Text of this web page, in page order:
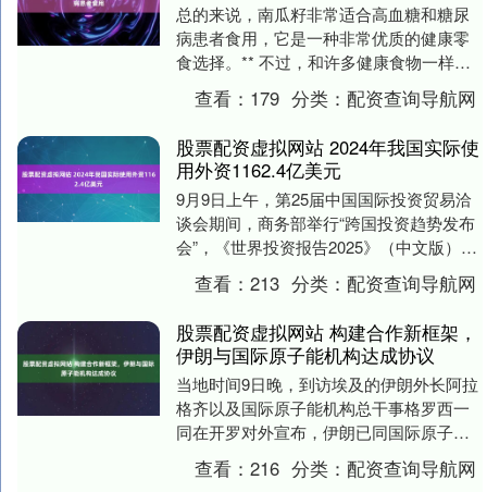
总的来说，南瓜籽非常适合高血糖和糖尿
病患者食用，它是一种非常优质的健康零
食选择。** 不过，和许多健康食物一样，
关键在于“怎么吃”和“吃多少”。下面我为您
详细解....
查看： 179 分类：配资查询导航网
股票配资虚拟网站 2024年我国实际使
用外资1162.4亿美元
9月9日上午，第25届中国国际投资贸易洽
谈会期间，商务部举行“跨国投资趋势发布
会”，《世界投资报告2025》（中文版）、
《中国外资统计公报2025》等在会上发
布....
查看：213 分类：配资查询导航网
股票配资虚拟网站 构建合作新框架，
伊朗与国际原子能机构达成协议
当地时间9日晚，到访埃及的伊朗外长阿拉
格齐以及国际原子能机构总干事格罗西一
同在开罗对外宣布，伊朗已同国际原子能
机构达成新的合作协议。据悉，协议核心
议题是构建伊朗....
查看：216 分类：配资查询导航网